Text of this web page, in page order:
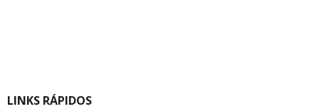
LINKS RÁPIDOS